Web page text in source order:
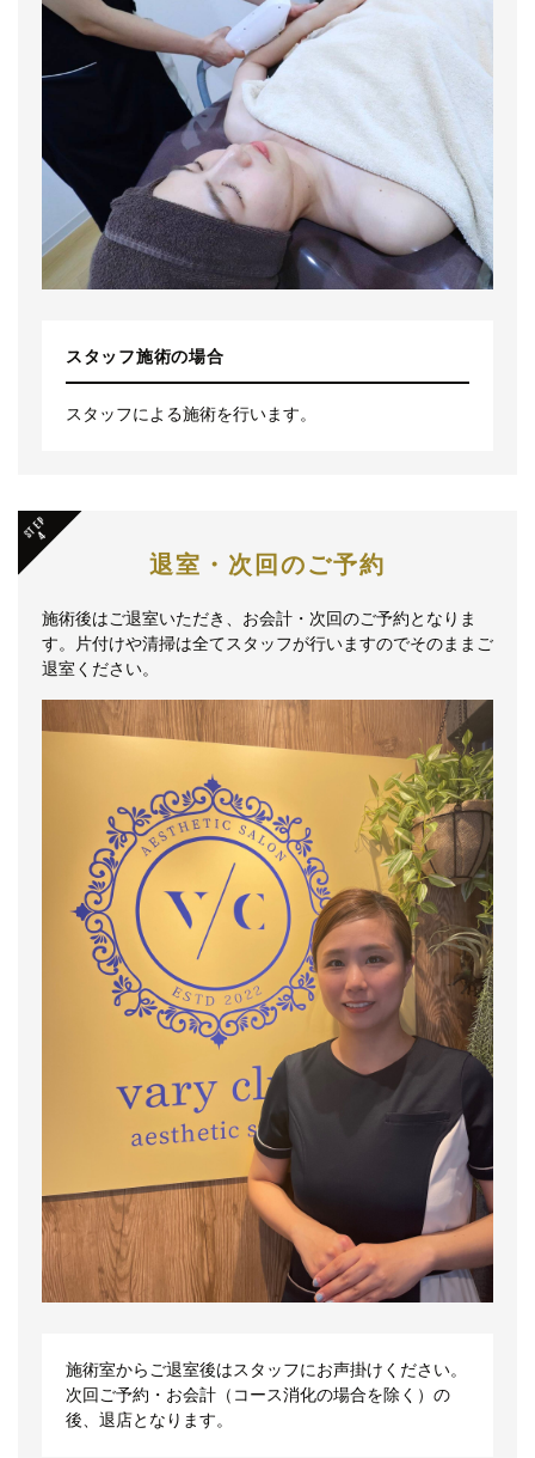
スタッフ施術の場合
スタッフによる施術を行います。
退室・次回のご予約
施術後はご退室いただき、お会計・次回のご予約となりま
す。片付けや清掃は全てスタッフが行いますのでそのままご
退室ください。
施術室からご退室後はスタッフにお声掛けください。
次回ご予約・お会計（コース消化の場合を除く）の
後、退店となります。